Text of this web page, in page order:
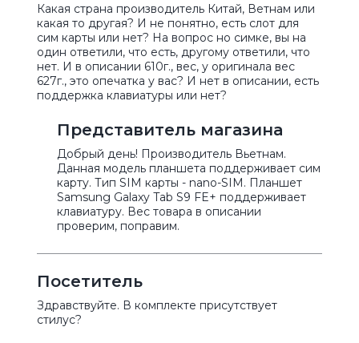
Какая страна производитель Китай, Ветнам или
какая то другая? И не понятно, есть слот для
сим карты или нет? На вопрос но симке, вы на
один ответили, что есть, другому ответили, что
нет. И в описании 610г., вес, у оригинала вес
627г., это опечатка у вас? И нет в описании, есть
поддержка клавиатуры или нет?
Представитель магазина
Добрый день! Производитель Вьетнам.
Данная модель планшета поддерживает сим
карту. Тип SIM карты - nano-SIM. Планшет
Samsung Galaxy Tab S9 FE+ поддерживает
клавиатуру. Вес товара в описании
проверим, поправим.
Посетитель
Здравствуйте. В комплекте присутствует
стилус?